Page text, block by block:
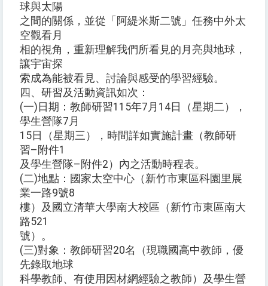
球與太陽
之間的關係，並從「阿緹米斯二號」任務中外太
空觀看月
相的視角，重新理解我們所看見的月亮與地球，
讓宇宙探
索成為能被看見、討論與感受的學習經驗。
四、研習及活動資訊如次：
(一)日期：教師研習115年7月14日（星期二），
學生營隊7月
15日（星期三），時間詳如實施計畫（教師研
習–附件1
及學生營隊–附件2）內之活動時程表。
(二)地點：國家太空中心（新竹市東區科園里展
業一路9號8
樓）及國立清華大學南大校區（新竹市東區南大
路521
號）。
(三)對象：教師研習20名（現職國高中教師，優
先錄取地球
科學教師、有使用因材網經驗之教師）及學生營